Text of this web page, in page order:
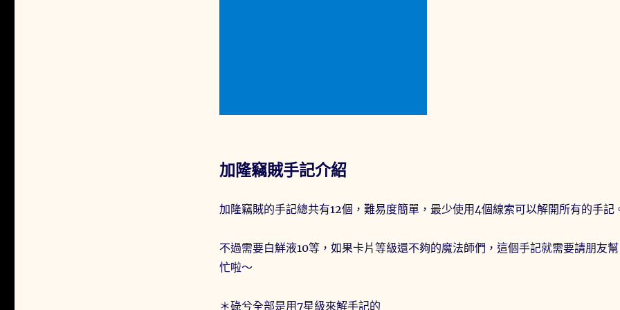
加隆竊賊手記介紹
加隆竊賊的手記總共有12個，難易度簡單，最少使用4個線索可以解開所有的手記
不過需要白鮮液10等，如果卡片等級還不夠的魔法師們，這個手記就需要請朋友幫
忙啦～
＊碌兮全部是用7星級來解手記的